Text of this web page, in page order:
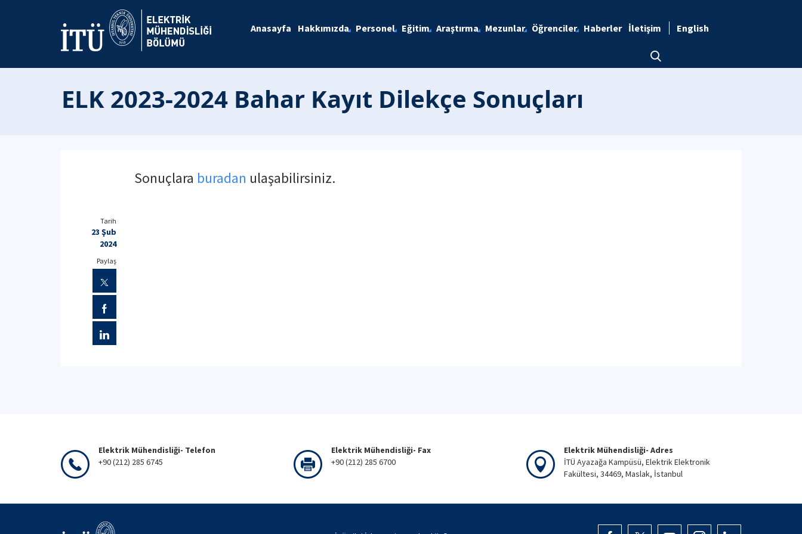
Anasayfa Hakkımızda Personel Eğitim Araştırma Mezunlar Öğrenciler Haberler İletişim English
ELK 2023-2024 Bahar Kayıt Dilekçe Sonuçları
Sonuçlara buradan ulaşabilirsiniz.
Tarih
23 Şub
2024
Paylaş
Elektrik Mühendisliği- Telefon
+90 (212) 285 6745
Elektrik Mühendisliği- Fax
+90 (212) 285 6700
Elektrik Mühendisliği- Adres
İTÜ Ayazağa Kampüsü, Elektrik Elektronik
Fakültesi, 34469, Maslak, İstanbul